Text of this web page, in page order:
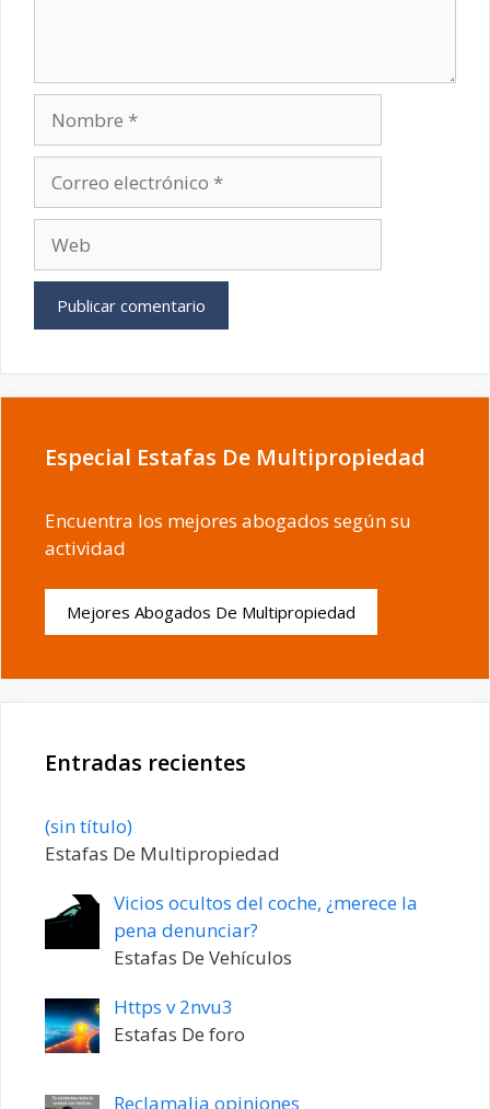
electrónico
Especial Estafas De Multipropiedad
Encuentra los mejores abogados según su
actividad
Mejores Abogados De Multipropiedad
Entradas recientes
(sin título)Entrada
20198
Estafas De Multipropiedad
Vicios ocultos del coche, ¿merece la
pena denunciar?
Estafas De Vehículos
Https v 2nvu3
Estafas De foro
Reclamalia opiniones